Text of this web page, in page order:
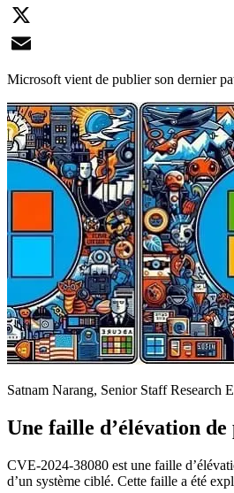
LinkedIn
X
Email
Microsoft vient de publier son dernier
Satnam Narang, Senior Staff Research
Une faille d’élévation
CVE-2024-38080 est une faille
d’un système ciblé. Cette faille a été